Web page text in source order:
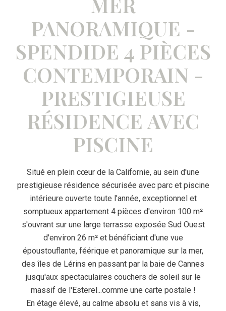
PANORAMIQUE -
SPENDIDE 4 PIÈCES
CONTEMPORAIN -
PRESTIGIEUSE
RÉSIDENCE AVEC
PISCINE
Situé en plein cœur de la Californie, au sein d'une
prestigieuse résidence sécurisée avec parc et piscine
intérieure ouverte toute l'année, exceptionnel et
somptueux appartement 4 pièces d'environ 100 m²
s'ouvrant sur une large terrasse exposée Sud Ouest
d'environ 26 m² et bénéficiant d'une vue
époustouflante, féérique et panoramique sur la mer,
des îles de Lérins en passant par la baie de Cannes
jusqu'aux spectaculaires couchers de soleil sur le
massif de l'Esterel...comme une carte postale !
En étage élevé, au calme absolu et sans vis à vis,